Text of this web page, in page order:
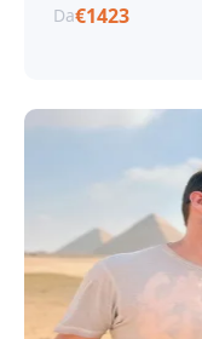
Da€1423